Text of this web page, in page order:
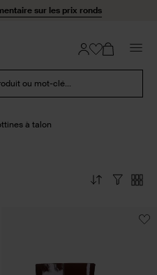
sur les prix ronds
ou mot-clé...
à talon